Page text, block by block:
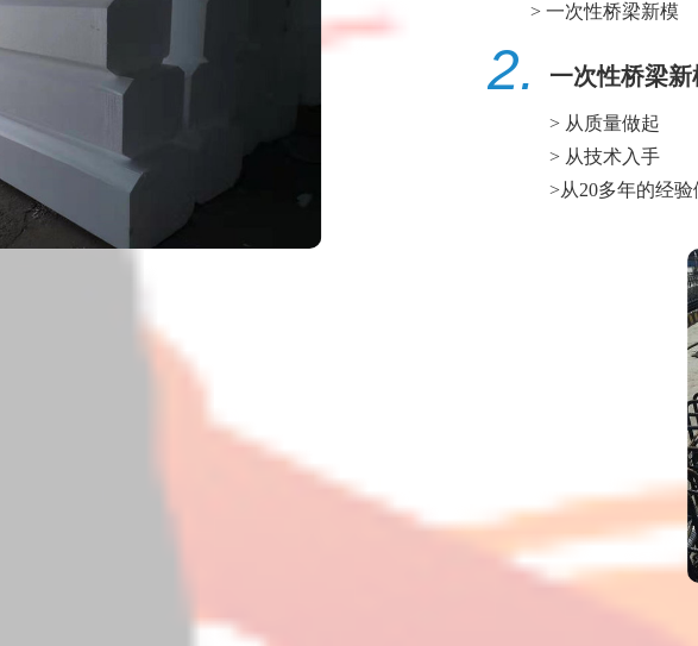
> 一次性桥梁新模
2. 一次性桥梁
> 从质量做起
> 从技术入手
>从20多年的经验